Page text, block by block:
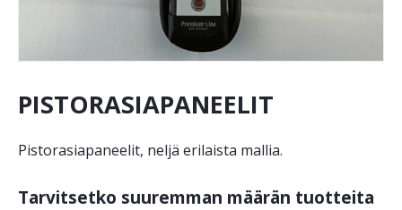
PISTORASIAPANEELIT
Pistorasiapaneelit, neljä erilaista mallia.
Tarvitsetko suuremman määrän tuotteita